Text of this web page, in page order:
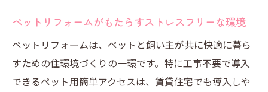
ペットリフォームがもたらすストレスフリーな環境
ペットリフォームは、ペットと飼い主が共に快適に暮ら
すための住環境づくりの一環です。特に工事不要で導入
できるペット用簡単アクセスは、賃貸住宅でも導入しや